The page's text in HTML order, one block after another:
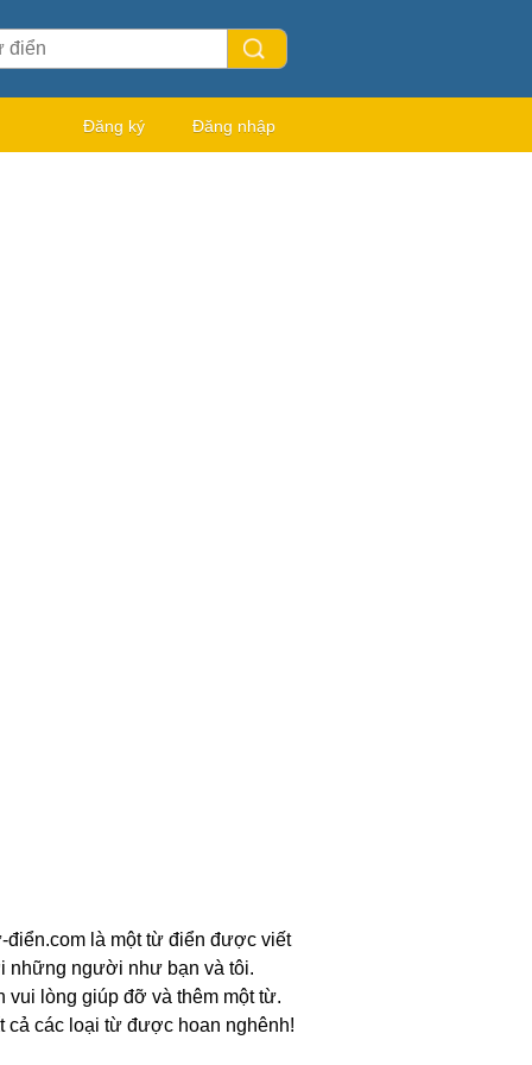
Đăng ký Đăng nhập
điển.com là một từ điển được viết
những người như bạn và tôi.
vui lòng giúp đỡ và thêm một từ.
cả các loại từ được hoan nghênh!